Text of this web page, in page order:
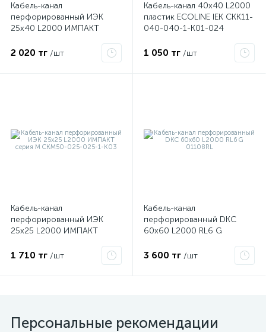
Кабель-канал
перфорированный ИЭК
25х40 L2000 ИМПАКТ
040-1-K03
2 020 тг /шт
Кабель-канал 40х40 L2000
пластик ECOLINE IEK CKK11-
040-040-1-K01-024
1 050 тг /шт
Кабель-канал
перфорированный ИЭК
25х25 L2000 ИМПАКТ
K03
1 710 тг /шт
Кабель-канал
перфорированный DKC
60х60 L2000 RL6 G
3 600 тг /шт
Персональные рекомендации